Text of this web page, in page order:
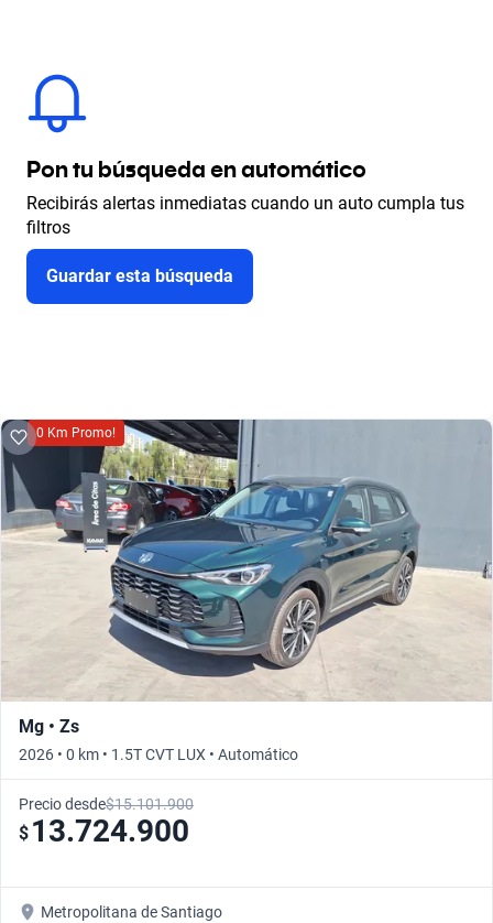
Pon tu búsqueda en automático
Recibirás alertas inmediatas cuando un auto cumpla tus
filtros
Guardar esta búsqueda
0 Km Promo!
Mg • Zs
2026 • 0 km • 1.5T CVT LUX • Automático
Precio desde$15.101.900
$ 13.724.900
Metropolitana de Santiago